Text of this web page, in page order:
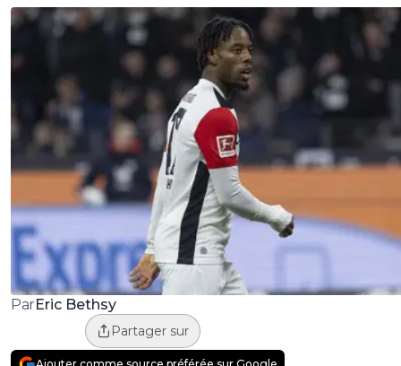
ParEric Bethsy
Partager sur